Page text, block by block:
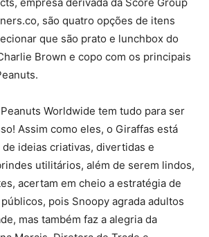
são quatro opções de itens
que são prato e lunchbox do
Brown e copo com os principais
Worldwide tem tudo para ser
Assim como eles, o Giraffas está
ideias criativas, divertidas e
utilitários, além de serem lindos,
acertam em cheio a estratégia de
pois Snoopy agrada adultos
mas também faz a alegria da